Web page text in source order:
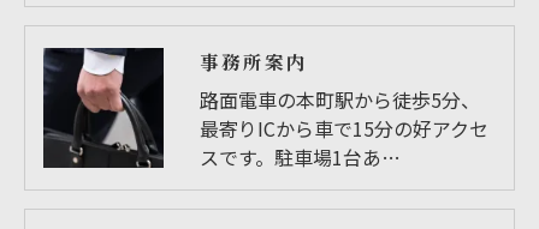
事務所案内
路面電車の本町駅から徒歩5分、
最寄りICから車で15分の好アクセ
スです。駐車場1台あ…